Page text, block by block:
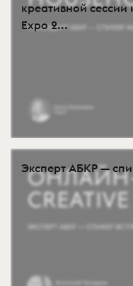
креативной
Expo 2...
Эксперт АБКР —